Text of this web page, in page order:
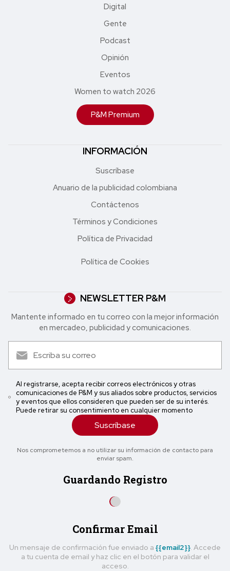
Digital
Gente
Podcast
Opinión
Eventos
Women to watch 2026
P&M Premium
INFORMACIÓN
Suscríbase
Anuario de la publicidad colombiana
Contáctenos
Términos y Condiciones
Política de Privacidad
Política de Cookies
NEWSLETTER P&M
Mantente informado en tu correo con la mejor in formación
en mercadeo, publicidad y comunicaciones.
Al registrarse, acepta recibir correos electrónicos y otras
comunicaciones de P&M y sus aliados sobre productos, servicios
y eventos que ellos consideren que pueden ser de su interés.
Puede retirar su consentimiento en cualquier momento
Suscríbase
Nos comprometemos a no utilizar su información de contacto para
enviar spam.
Guardando Registro
Confirmar Email
Un mensaje de confirmación fue enviado a {{email2}}. Accede
a tu cuenta de email y haz clic en el botón para validar el
acceso.